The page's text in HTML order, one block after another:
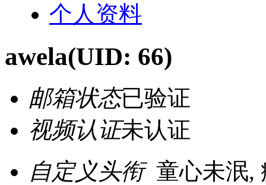
个人资料
awela(UID: 66)
邮箱状态已验证
视频认证未认证
自定义头衔 童心未泯,